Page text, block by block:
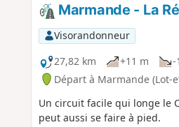
Marmande - La
Visorandonneur
27,82 km
+11 m -
Départ à Marmande (Lot-
Un circuit facile qui longe le
peut aussi se faire à pied.